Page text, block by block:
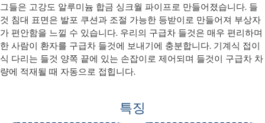
그들은 고강도 알루미늄 합금 싱크월 파이프로 만들어졌습니다. 들
것 침대 표면은 발포 쿠션과 조절 가능한 등받이로 만들어져 부상자
가 편안함을 느낄 수 있습니다. 우리의 구급차 들것은 매우 편리하며
한 사람이 환자를 구급차 들것에 보내기에 충분합니다. 기계식 접이
식 다리는 들것 양쪽 끝에 있는 손잡이로 제어되며 들것이 구급차 차
량에 적재될 때 자동으로 접힙니다.
특징